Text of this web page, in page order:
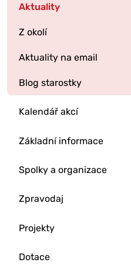
Aktuality
Z okolí
Aktuality na email
Blog starostky
Kalendář akcí
Základní informace
Spolky a organizace
Zpravodaj
Projekty
Dotace